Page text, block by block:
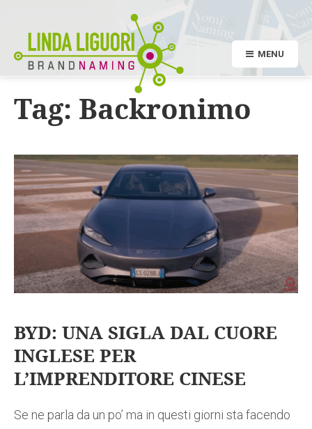
MENU
Tag: Backronimo
BYD: UNA SIGLA DAL CUORE
INGLESE PER
L’IMPRENDITORE CINESE
Se ne parla da un po’ ma in questi giorni sta facendo